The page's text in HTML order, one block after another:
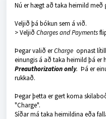
Nú er hægt að taka heimild með
Veljið þá bókun sem á við.
> Veljið Charges and Payments
Þegar valið erCharge opnast
einungis á að taka heimild þá er
Preauthorization only. Þá er
rukkað.
Þegar þetta er gert koma
"Charge".
Síðar má taka heimildina eða